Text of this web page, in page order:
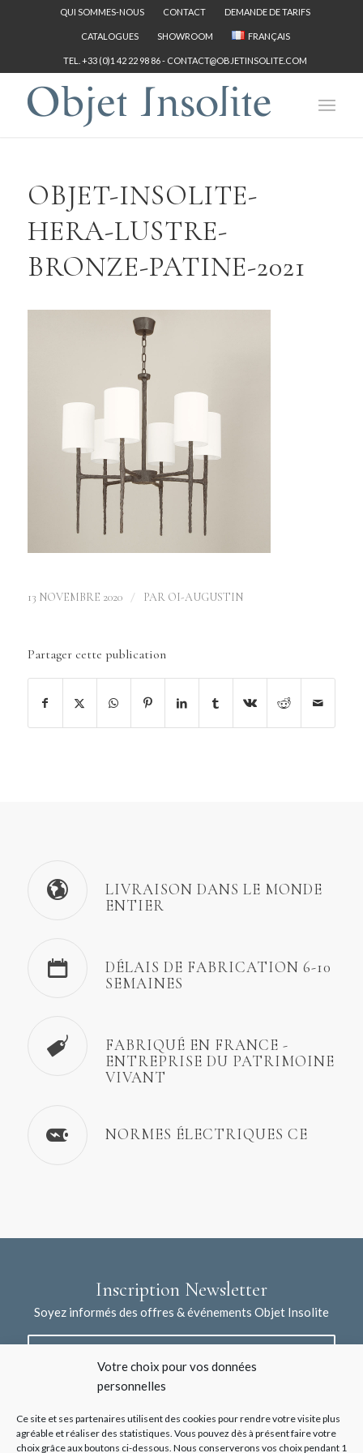
Votre choix pour vos données
personnelles
Ce site et ses partenaires utilisent des cookies pour rendre votre visite plus
agréable et réaliser des statistiques. Vous pouvez dès à présent faire votre
choix grâce aux boutons ci-dessous. Nous conserverons vos choix pendant 1
QUI SOMMES-NOUS CONTACT DEMANDE DE TARIFS
CATALOGUES SHOWROOM FRANÇAIS
TEL. +33 (0)1 42 22 98 86 - CONTACT@OBJETINSOLITE.COM
OBJET-INSOLITE-
HERA-LUSTRE-
BRONZE-PATINE-2021
13 NOVEMBRE 2020 / PAR OI-AUGUSTIN
Partager cette publication
LIVRAISON DANS LE MONDE
ENTIER
DÉLAIS DE FABRICATION 6-10
SEMAINES
FABRIQUÉ EN FRANCE -
ENTREPRISE DU PATRIMOINE
VIVANT
NORMES ÉLECTRIQUES CE
Inscription Newsletter
Soyez informés des offres & événements Objet Insolite